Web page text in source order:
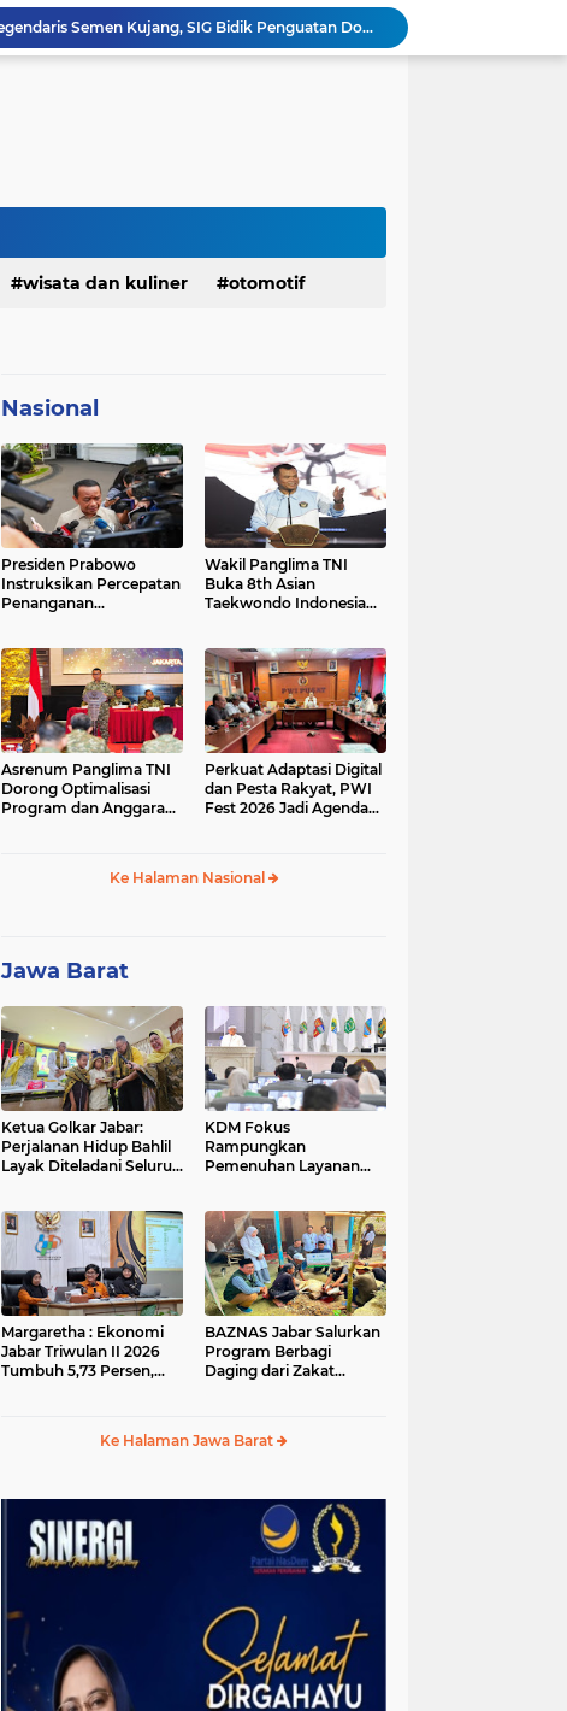
Bangkitkan Merek Legendaris Semen Kujang, SIG Bidik Penguatan Dominasi Pasar Jawa BaratKetua Golkar Jabar: Perjalanan Hidup Bahlil Layak Diteladani Seluruh Kader Partai
KDM Fokus Rampungkan Pemenuhan Layanan Dasar dan Konektivitas Wilayah pada 2027
Serda Muhammad Raihan Fadhila Raih Emas pada 8th Asian Taekwondo Indonesia Open Championship 2026
Jelang Konferprov PWI Jabar, Bos Ayo Media Sambangi Rumah PWI Kota Bogor
wisata dan kuliner otomotif
Nasional
Presiden Prabowo
Instruksikan Percepatan
Penanganan
BBM
Wakil Panglima TNI
Buka 8th Asian
Taekwondo Indonesia
Asrenum Panglima TNI
Dorong Optimalisasi
Program dan Anggaran
Perkuat Adaptasi Digital
dan Pesta Rakyat, PWI
Fest 2026 Jadi Agenda
Ke Halaman Nasional
Jawa Barat
Ketua Golkar Jabar:
Perjalanan Hidup Bahlil
Layak Diteladani Seluruh
KDM Fokus
Rampungkan
Pemenuhan Layanan
Margaretha : Ekonomi
Jabar Triwulan II 2026
Tumbuh 5,73 Persen,
BAZNAS Jabar Salurkan
Program Berbagi
Daging dari Zakat
Ke Halaman Jawa Barat